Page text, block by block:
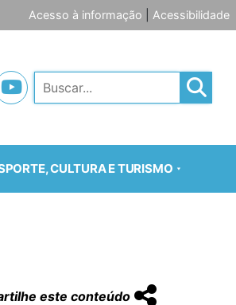
Acesso à informação Acessibilidade
Pesquisar
CULTURA E TURISMO
este conteúdo